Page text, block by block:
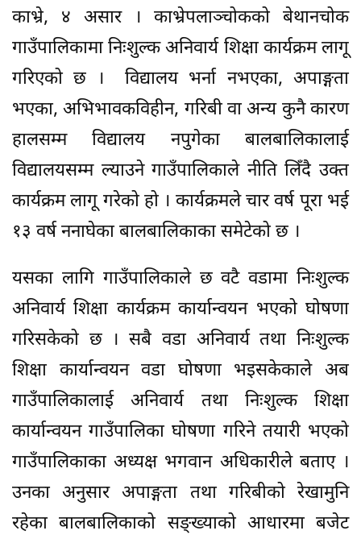
काभ्रे, ४ असार । काभ्रेपलाञ्चोकको बेथानचोक
गाउँपालिकामा निःशुल्क अनिवार्य शिक्षा कार्यक्रम लागू
गरिएको छ । विद्यालय भर्ना नभएका, अपाङ्गता
भएका, अभिभावकविहीन, गरिबी वा अन्य कुनै कारण
हालसम्म विद्यालय नपुगेका बालबालिकालाई
विद्यालयसम्म ल्याउने गाउँपालिकाले नीति लिँदै उक्त
कार्यक्रम लागू गरेको हो । कार्यक्रमले चार वर्ष पूरा भई
१३ वर्ष ननाघेका बालबालिकाका समेटेको छ ।
यसका लागि गाउँपालिकाले छ वटै वडामा निःशुल्क
अनिवार्य शिक्षा कार्यक्रम कार्यान्वयन भएको घोषणा
गरिसकेको छ । सबै वडा अनिवार्य तथा निःशुल्क
शिक्षा कार्यान्वयन वडा घोषणा भइसकेकाले अब
गाउँपालिकालाई अनिवार्य तथा निःशुल्क शिक्षा
कार्यान्वयन गाउँपालिका घोषणा गरिने तयारी भएको
गाउँपालिकाका अध्यक्ष भगवान अधिकारीले बताए ।
उनका अनुसार अपाङ्गता तथा गरिबीको रेखामुनि
रहेका बालबालिकाको सङ्ख्याको आधारमा बजेट